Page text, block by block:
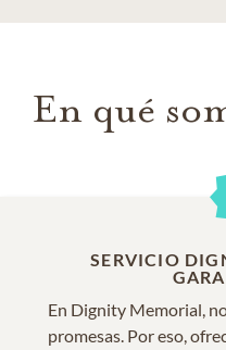
En qué
SERVICIO
En Dignity Memorial,
promesas. Por eso,